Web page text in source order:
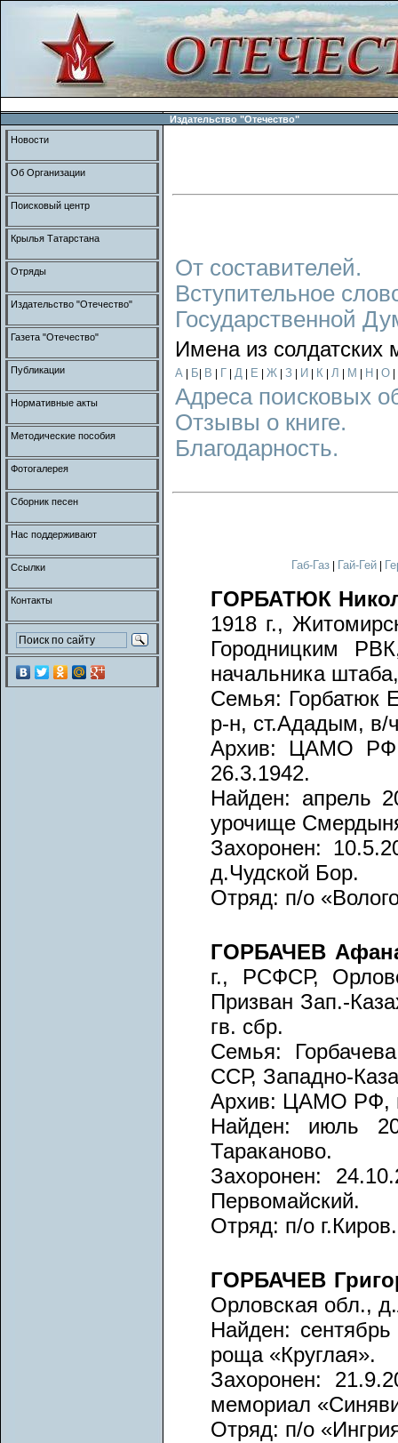
Издательство "Отечество"
От составителей.
Вступительное
Государственной
Имена из солдатских
А Б В Г Д Е Ж З И К Л М Н О
Адреса поисковых
Отзывы о книге.
Благодарность.
Габ-Газ Гай-Гей
ГОРБАТЮК
1918 г.,
Городницким
начальника
Семья: Горбатюк
р-н, ст.Ададым, в/
Архив: ЦАМО РФ,
26.3.1942.
Найден: апрель
урочище
Захоронен:
д.Чудской Бор.
Отряд: п/о
ГОРБАЧЕВ
г., РСФСР,
Призван Зап.-
гв. сбр.
Семья:
ССР, Западно-
Архив: ЦАМО РФ,
Найден: июль
Тараканово.
Захоронен:
Первомайский.
Отряд: п/о
ГОРБАЧЕВ
Орловская обл.,
Найден:
роща «Круглая».
Захоронен:
мемориал
Отряд: п/о
Новости
Об Организации
Поисковый центр
Крылья Татарстана
Отряды
Издательство "Отечество"
Газета "Отечество"
Публикации
Нормативные акты
Методические пособия
Фотогалерея
Сборник песен
Нас поддерживают
Ссылки
Контакты